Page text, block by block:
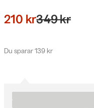
210 kr349 kr
Du sparar 139 kr